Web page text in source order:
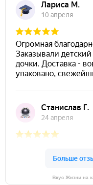
Вкус Жизни на